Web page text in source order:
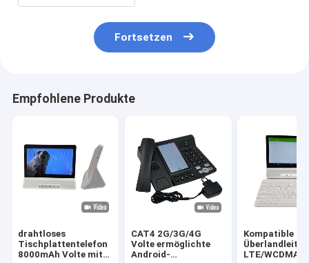
Fortsetzen
Empfohlene Produkte
drahtloses
Tischplattentelefon
8000mAh Volte mit
CAT4 2G/3G/4G
Volte ermöglichte
Android-
Kompatible
LTE/WCDMA/